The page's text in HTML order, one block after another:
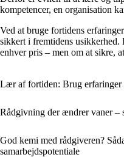
kompetencer, en organisation
Ved at bruge fortidens
sikkert i fremtidens
enhver pris – men om at sikre,
Lær af fortiden: Brug
Rådgivning der ændrer vaner –
God kemi med rådgiveren?
samarbejdspotentiale